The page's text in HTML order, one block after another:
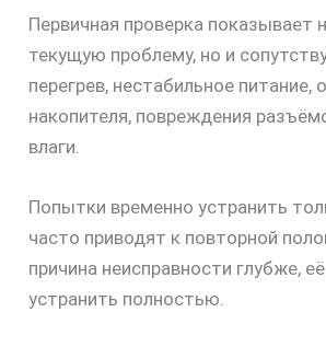
Первичная проверка показывает
текущую проблему, но и
перегрев, нестабильное питание,
накопителя, повреждения
влаги.
Попытки временно устранить
часто приводят к повторной
причина неисправности глубже,
устранить полностью.